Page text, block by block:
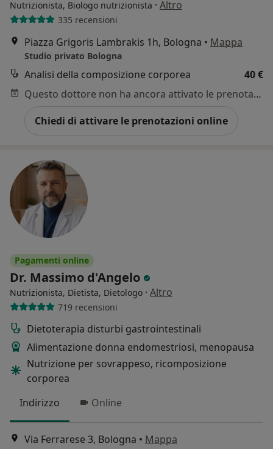
Nutrizionista, Biologo nutrizionista · Altro
335 recensioni
Piazza Grigoris Lambrakis 1h, Bologna • Mappa
Studio privato Bologna
Analisi della composizione corporea
40 €
Questo dottore non ha ancora attivato le prenotazioni online presso questo indirizzo.
Chiedi di attivare le prenotazioni online
Pagamenti online
Dr. Massimo d'Angelo
Nutrizionista, Dietista, Dietologo · Altro
719 recensioni
Dietoterapia disturbi gastrointestinali
Alimentazione donna endomestriosi, menopausa
Nutrizione per sovrappeso, ricomposizione
corporea
Indirizzo
Online
Via Ferrarese 3, Bologna • Mappa